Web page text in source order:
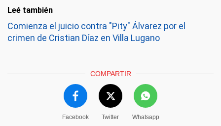
Leé también
Comienza el juicio contra "Pity" Álvarez por el
crimen de Cristian Díaz en Villa Lugano
COMPARTIR
Facebook Twitter Whatsapp